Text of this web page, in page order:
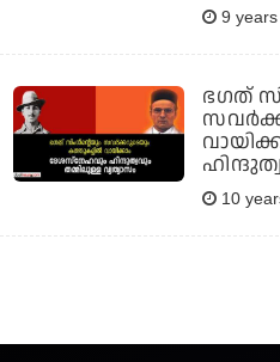
9
ഭഗത്
10